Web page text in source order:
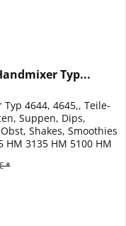
Typ...
4644, 4645,, Teile-
Suppen, Dips,
Shakes, Smoothies
HM 3135 HM 5100 HM
*